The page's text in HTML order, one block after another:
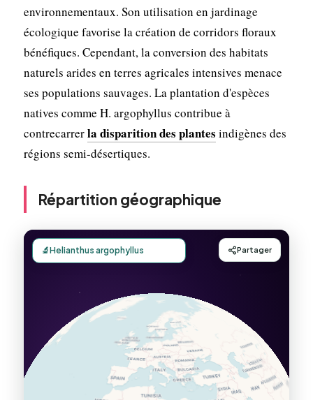
environnementaux. Son utilisation en jardinage
écologique favorise la création de corridors floraux
bénéfiques. Cependant, la conversion des habitats
naturels arides en terres agricales intensives menace
ses populations sauvages. La plantation d'espèces
natives comme H. argophyllus contribue à
contrecarrerla disparition des plantes indigènes des
régions semi-désertiques.
Répartition géographique